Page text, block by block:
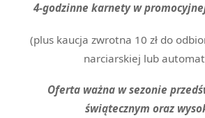
4-godzinne karnety w promocyjnej
(plus kaucja zwrotna 10 zł do
narciarskiej lub
Oferta ważna w sezonie
świątecznym oraz